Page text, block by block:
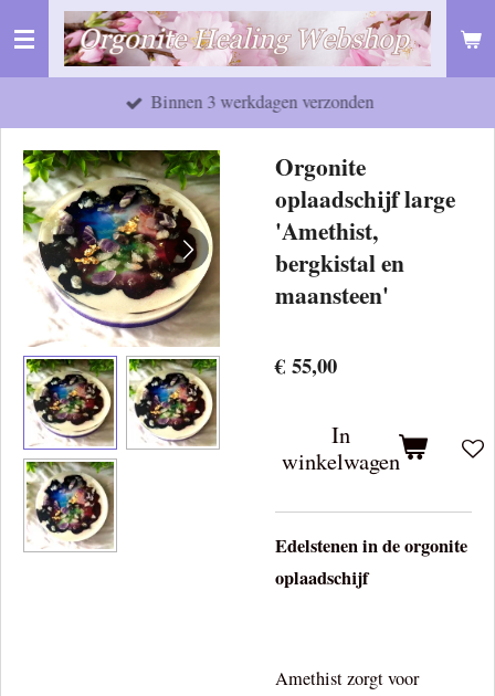
Ga
hoofdinhoud
Binnen 3 werkdagen verzonden
Orgonite
oplaadschijf large
'Amethist,
bergkistal en
maansteen'
€ 55,00
In
winkelwagen
Edelstenen in de orgonite
oplaadschijf
Amethist zorgt voor